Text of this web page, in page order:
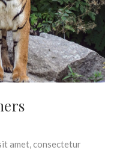
amet, consectetur